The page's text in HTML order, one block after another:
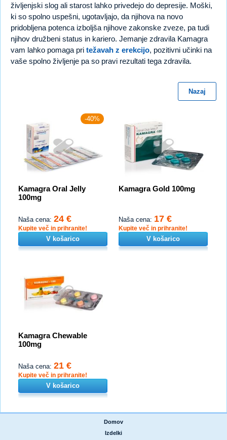
življenjski slog ali starost lahko privedejo do depresije. Moški,
ki so spolno uspešni, ugotavljajo, da njihova na novo
pridobljena potenca izboljša njihove zakonske zveze, pa tudi
njihov družbeni status in kariero. Jemanje zdravila Kamagra
vam lahko pomaga pri težavah z erekcijo, pozitivni učinki na
vaše spolno življenje pa so pravi rezultati tega zdravila.
Nazaj
-40%
Kamagra Oral Jelly
100mg
Naša cena: 24 €
Kupite več in prihranite!
V košarico
Kamagra Gold 100mg
Naša cena: 17 €
Kupite več in prihranite!
V košarico
Kamagra Chewable
100mg
Naša cena: 21 €
Kupite več in prihranite!
V košarico
Domov
Izdelki